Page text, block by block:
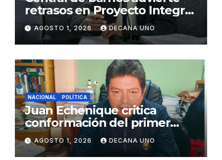
retrasos en Proyecto Integral
de Agua y Alcantarillado para
Juliaca
AGOSTO 1, 2026 DECANA UNO
NACIONAL POLÍTICA
Juan Echenique critica
conformación del primer
gabinete ministerial de Keiko
Fujimori
AGOSTO 1, 2026 DECANA UNO